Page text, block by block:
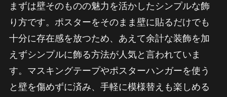
まずは壁そのものの魅力を活かしたシンプルな飾
り方です。ポスターをそのまま壁に貼るだけでも
十分に存在感を放つため、あえて余計な装飾を加
えずシンプルに飾る方法が人気と言われていま
す。マスキングテープやポスターハンガーを使う
と壁を傷めずに済み、手軽に模様替えも楽しめる